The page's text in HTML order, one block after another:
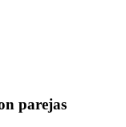
parejas